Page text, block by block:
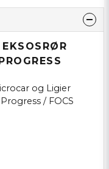
EKSOSRØR
og Ligier
/ FOCS